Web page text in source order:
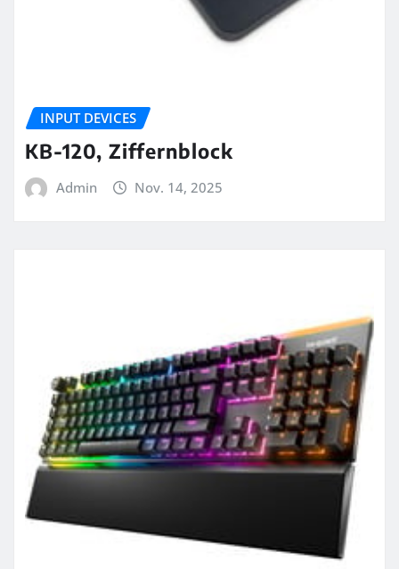
INPUT DEVICES
KB-120, Ziffernblock
Admin Nov. 14, 2025